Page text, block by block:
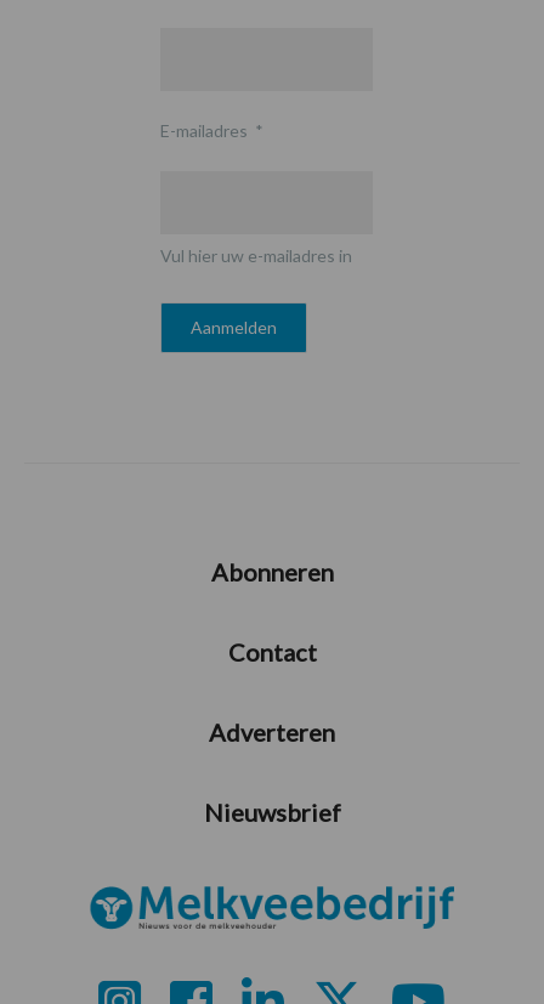
E-mailadres *
Vul hier uw e-mailadres in
Abonneren
Contact
Adverteren
Nieuwsbrief